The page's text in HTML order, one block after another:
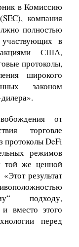
в Комиссию
компания
полностью
участвующих в
акциями США,
протоколы,
широкого
законом
от
торговле
протоколы DeFi
режимов
той же ценной
результат
подходу,
вместо этого
перед